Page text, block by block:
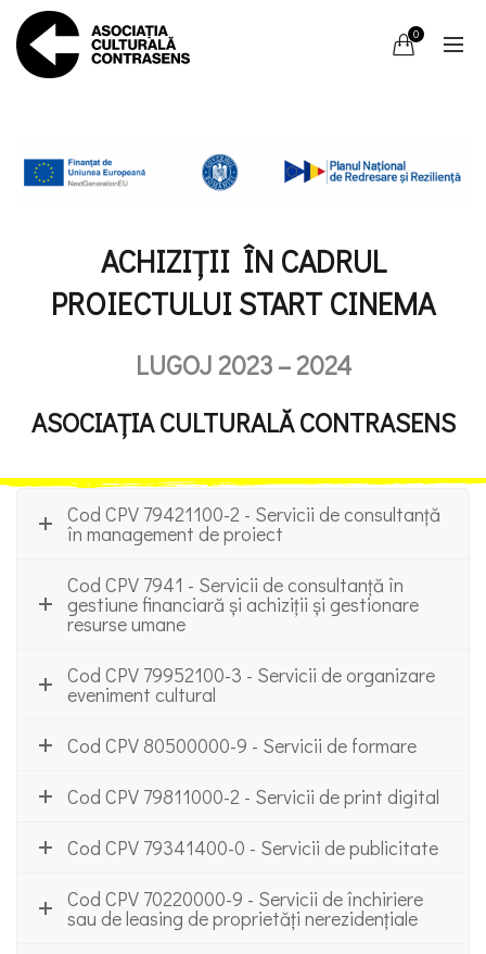
0
ACHIZIȚII ÎN CADRUL
PROIECTULUI START CINEMA
LUGOJ 2023 – 2024
ASOCIAȚIA CULTURALĂ CONTRASENS
Cod CPV 79421100-2 - Servicii de consultanță
în management de proiect
Cod CPV 7941 - Servicii de consultanță în
gestiune financiară și achiziții și gestionare
resurse umane
Cod CPV 79952100-3 - Servicii de organizare
eveniment cultural
Cod CPV 80500000-9 - Servicii de formare
Cod CPV 79811000-2 - Servicii de print digital
Cod CPV 79341400-0 - Servicii de publicitate
Cod CPV 70220000-9 - Servicii de închiriere
sau de leasing de proprietăți nerezidențiale